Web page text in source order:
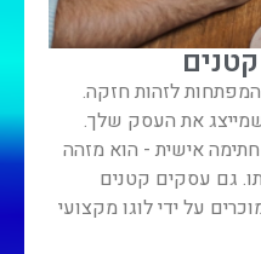
לזהות חזקה.
את העסק שלך.
אישית - הוא מזהה
גם עסקים קטנים
על ידי לוגו מקצועי